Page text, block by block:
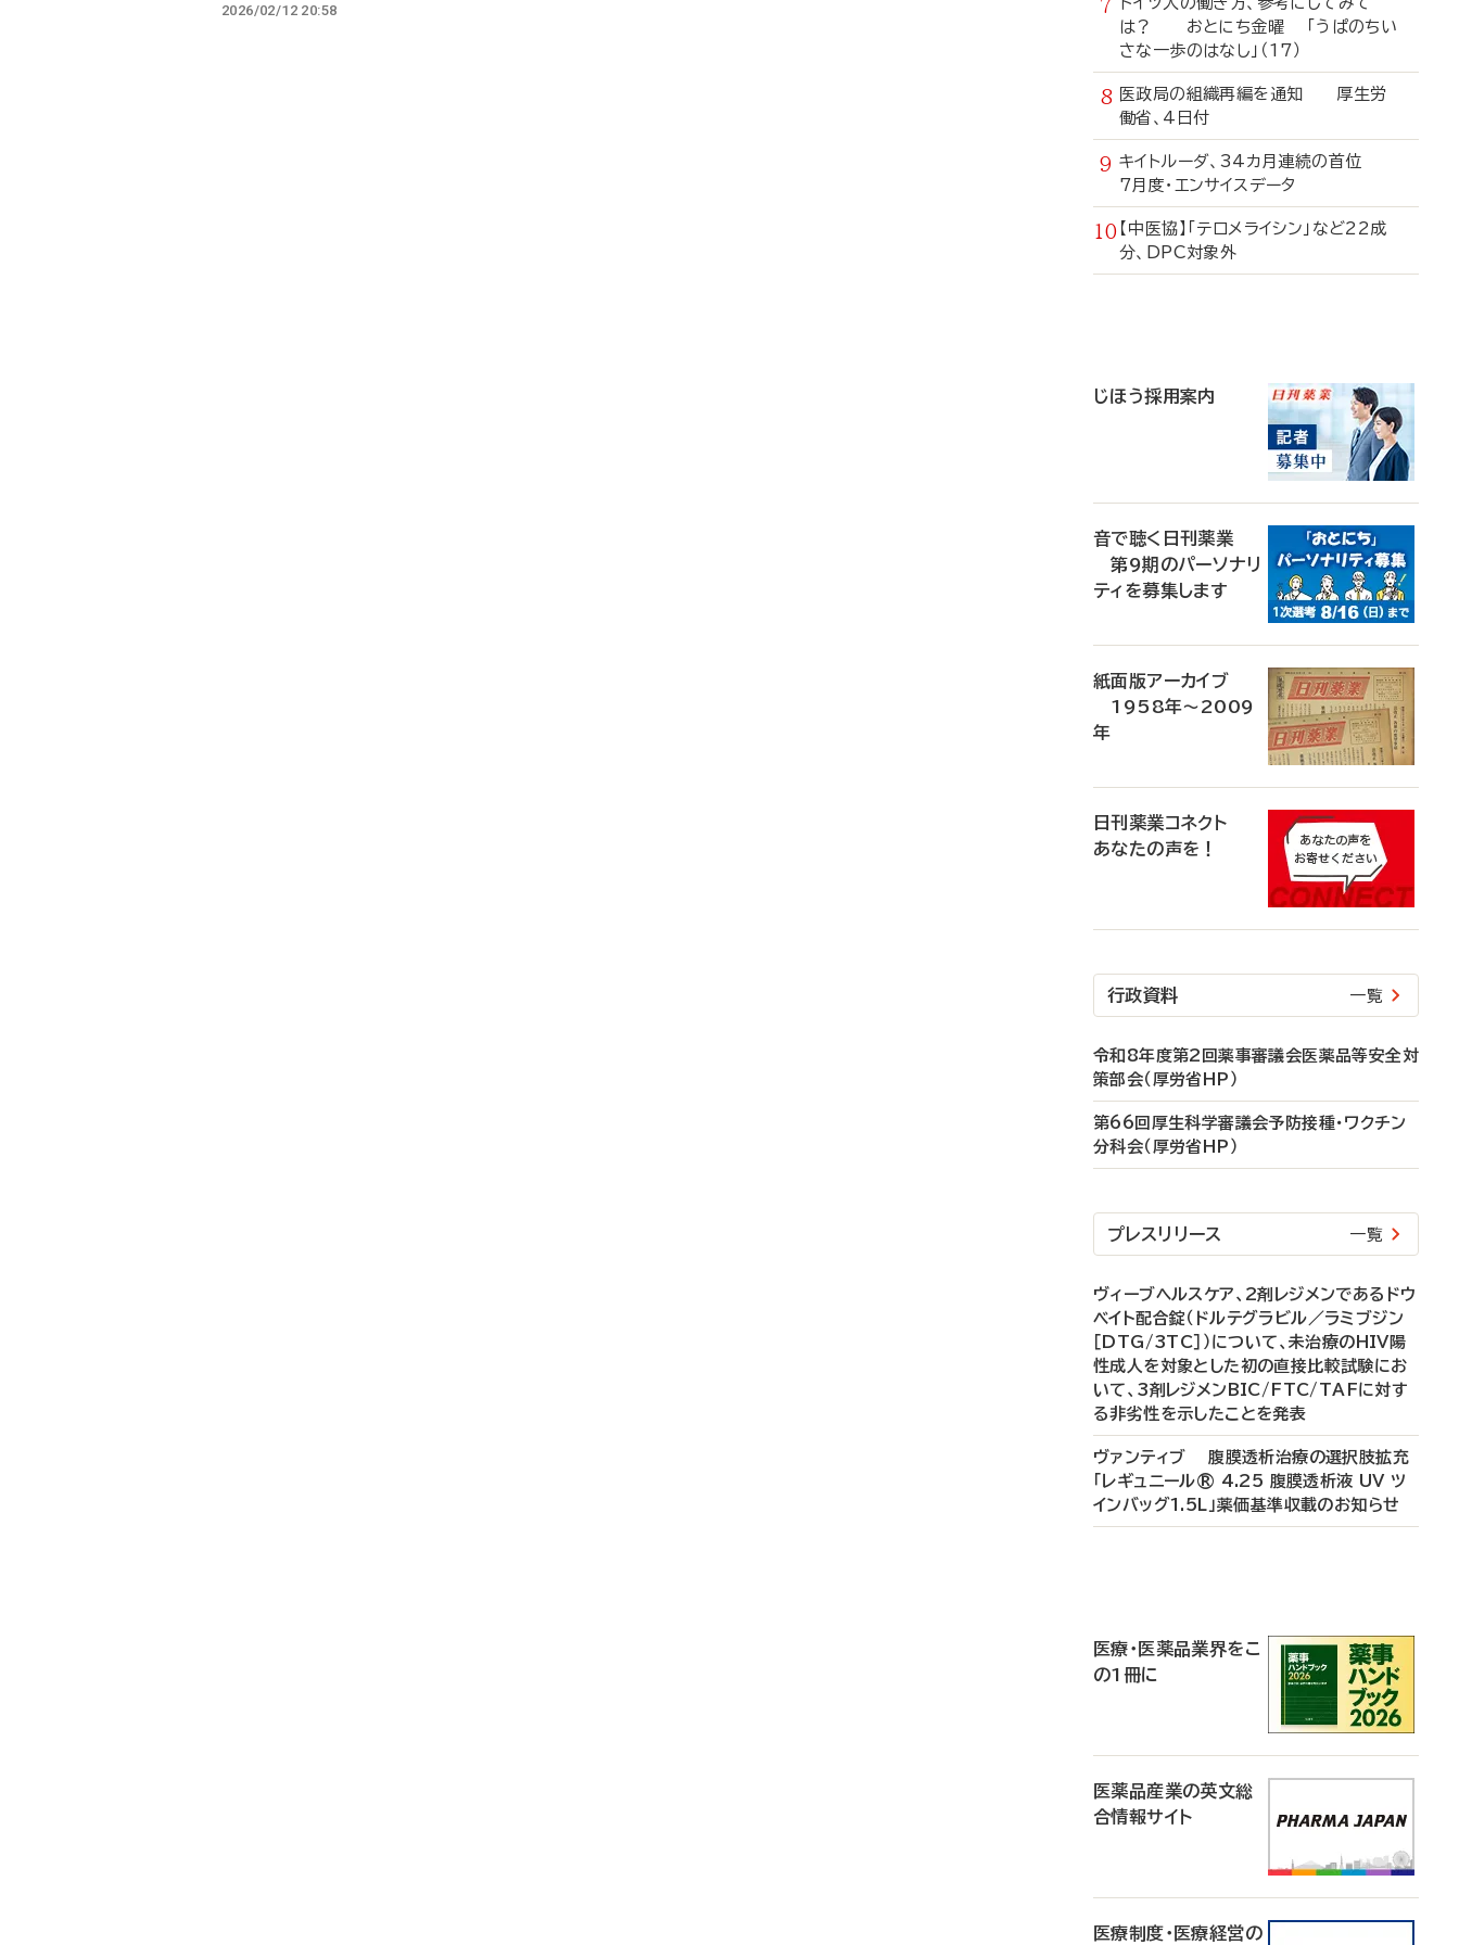
2026/02/12 20:58
は？ おとにち金曜 「うぱのちい
さな一歩のはなし」（17）
医政局の組織再編を通知 厚生労
働省、4日付
キイトルーダ、34カ月連続の首位
7月度・エンサイスデータ
【中医協】「テロメライシン」など22成
分、DPC対象外
じほう採用案内
音で聴く日刊薬業
第9期のパーソナリ
ティを募集します
紙面版アーカイブ
1958年～2009
年
日刊薬業コネクト
あなたの声を！
行政資料 一覧
令和8年度第2回薬事審議会医薬品等安全対
策部会（厚労省HP）
第66回厚生科学審議会予防接種・ワクチン
分科会（厚労省HP）
プレスリリース 一覧
ヴィーブヘルスケア、2剤レジメンであるドウ
ベイト配合錠（ドルテグラビル／ラミブジン
［DTG/3TC］）について、未治療のHIV陽
性成人を対象とした初の直接比較試験にお
いて、3剤レジメンBIC/FTC/TAFに対す
る非劣性を示したことを発表
ヴァンティブ 腹膜透析治療の選択肢拡充
「レギュニール® 4.25 腹膜透析液 UV ツ
インバッグ1.5L」薬価基準収載のお知らせ
医療・医薬品業界をこ
の1冊に
医薬品産業の英文総
合情報サイト
医療制度・医療経営の